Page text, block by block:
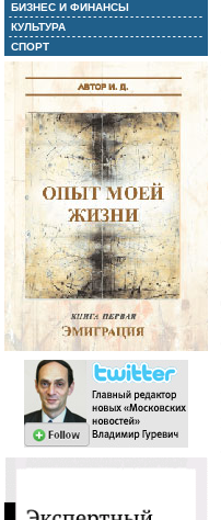
БИЗНЕС И ФИНАНСЫ
КУЛЬТУРА
СПОРТ